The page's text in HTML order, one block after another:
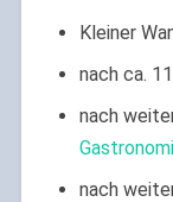
Kleiner
nach ca.
nach
nach